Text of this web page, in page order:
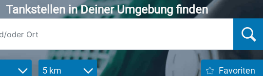
Tankstellen in Deiner Umgebung finden
5 km Favoriten